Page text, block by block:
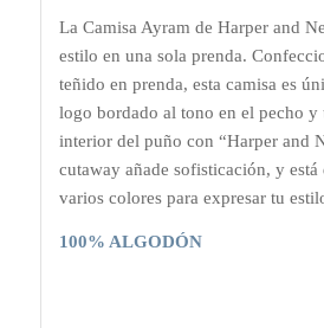
La Camisa Ayram de Harper and
estilo en una sola prenda.
teñido en prenda, esta camisa es
logo bordado al tono en el pecho y
interior del puño con “Harper and
cutaway añade sofisticación, y está
varios colores para expresar tu
100% ALGODÓN